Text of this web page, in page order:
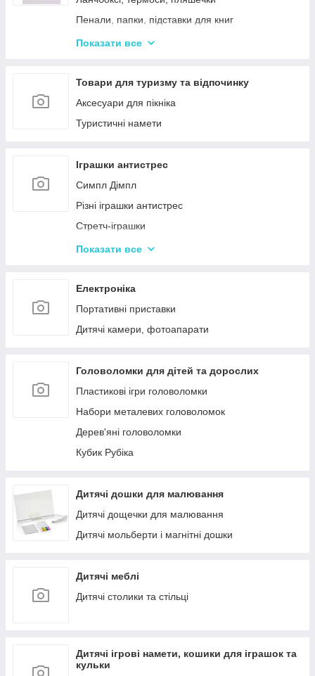
Пенали, папки, підставки для книг
Фарбі, пензлики, альбоми
Зошити, блокноти, щоденники, обкладинки
Наклейки, стікери, закладки
Кольоровий папір, картон, клей
Циркулі, лінійки, трафарети
Художні аксесуари та інструменти
Показати все
Товари для туризму та відпочинку
Аксесуари для пікніка
Туристичні намети
Іграшки антистрес
Симпл Дімпл
Різні іграшки антистрес
Стретч-іграшки
Іграшки Pop it
Показати все
Електроніка
Портативні приставки
Дитячі камери, фотоапарати
Головоломки для дітей та дорослих
Пластикові ігри головоломки
Набори металевих головоломок
Дерев'яні головоломки
Кубик Рубіка
Дитячі дошки для малювання
Дитячі дощечки для малювання
Дитячі мольберти і магнітні дошки
Дитячі меблі
Дитячі столики та стільці
Дитячі ігрові намети, кошики для іграшок та
кульки